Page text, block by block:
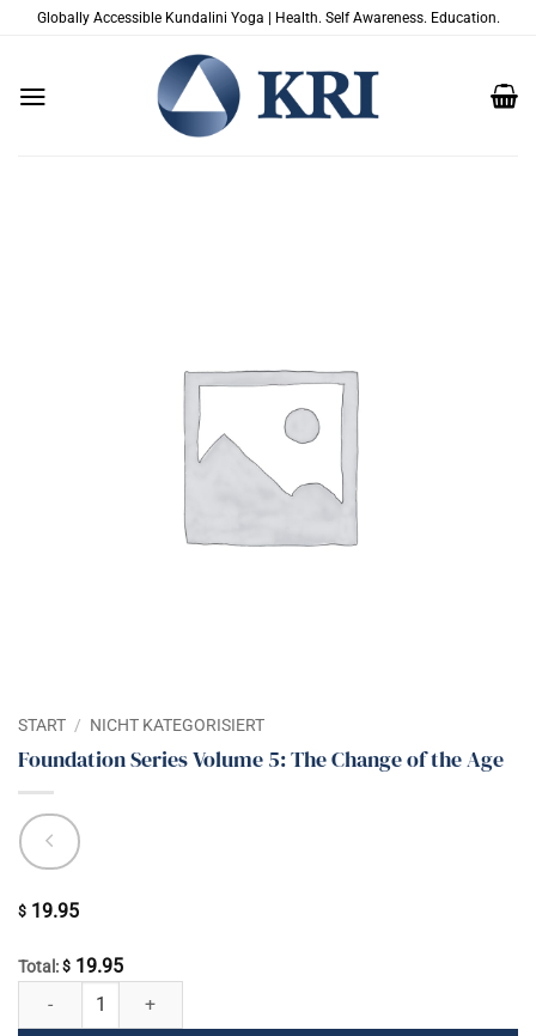
ZumGlobally Accessible Kundalini Yoga | Health. Self Awareness. Education.
START / NICHT KATEGORISIERT
Foundation Series Volume 5: The Change of the Age
$ 19.95
Total: $ 19.95
Foundation Series Volume 5: The Change of the Age Menge